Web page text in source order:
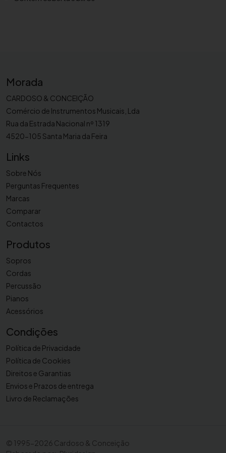
v
a
s
.
B
e
g
e
r
a
u
l
R
e
c
o
r
d
I
I
X
3
Morada
CARDOSO & CONCEIÇÃO
Comércio de Instrumentos Musicais, Lda
Rua da Estrada Nacional nº 1319
4520-105 Santa Maria da Feira
Links
Sobre Nós
Perguntas Frequentes
Marcas
Comparar
Contactos
Produtos
Sopros
Cordas
Percussão
Pianos
Acessórios
Condições
Política de Privacidade
Política de Cookies
Direitos e Garantias
Envios e Prazos de entrega
Livro de Reclamações
© 1995-2026 Cardoso & Conceição